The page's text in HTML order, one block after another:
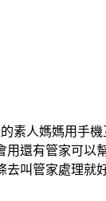
素人媽媽用手機
還有管家可
叫管家處理就